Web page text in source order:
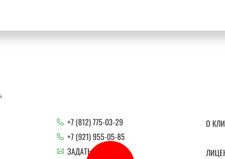
+7 (812) 775-03-29
+7 (921) 955-05-85
ЗАДАТЬ ВОПРОС
О